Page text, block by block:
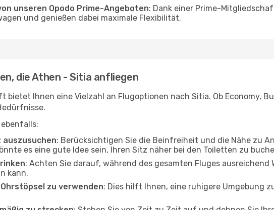
unseren Opodo Prime-Angeboten: Dank einer Prime-
und genießen dabei maximale Flexibilität.
die Athen - Sitia anfliegen
bietet Ihnen eine Vielzahl an Flugoptionen nach Sitia. Ob Economy,
auszusuchen: Berücksichtigen Sie die Beinfreiheit und die Nähe zu
es eine gute Idee sein, Ihren Sitz näher bei den Toiletten zu
: Achten Sie darauf, während des gesamten Fluges ausreichend
kann.
zu verwenden: Dies hilft Ihnen, eine ruhigere Umgebung